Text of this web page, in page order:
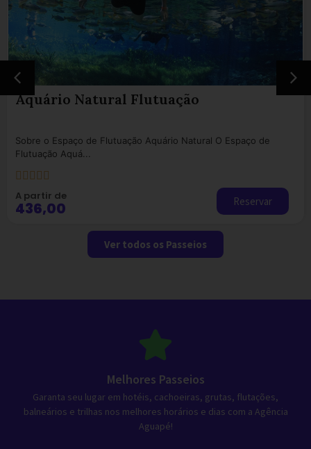
Rio da Prata – Mergulho
O mergulho com cilindro no Rio da Prata, localizado no Recanto
Ecológi...
    
A partir de
R$ 410,00 Reservar
Ver todos os Passeios
Melhores Passeios
Garanta seu lugar em hotéis, cachoeiras, grutas, flutações,
balneários e trilhas nos melhores horários e dias com a Agência
Aguapé!